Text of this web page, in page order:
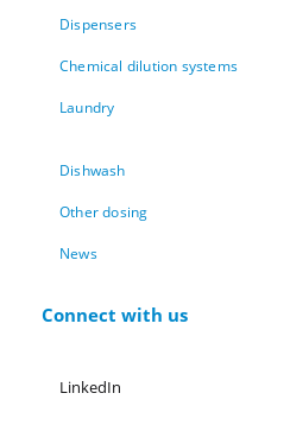
Dispensers
Chemical dilution systems
Laundry
Dishwash
Other dosing
News
Connect with us
LinkedIn